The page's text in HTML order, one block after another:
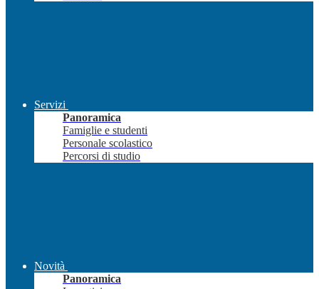
Servizi
Panoramica
Famiglie e studenti
Personale scolastico
Percorsi di studio
Novità
Panoramica